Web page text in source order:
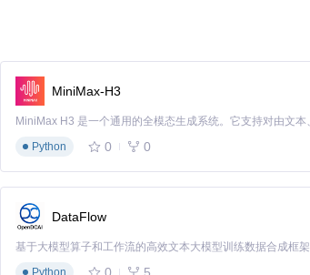
带来的便利。
MiniMax-H3
Python
0 0
DataFlow
基于大模型算子和工作流的高效文本大模型训练数据合成框架
Python
0 5